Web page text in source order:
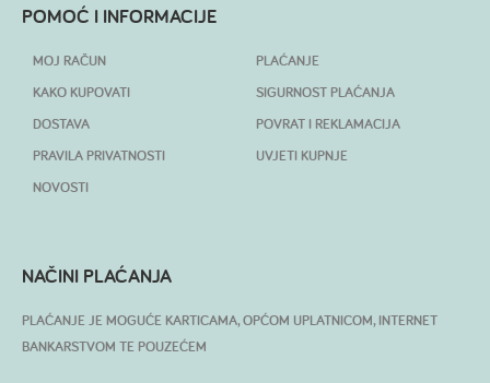
POMOĆ I INFORMACIJE
MOJ RAČUN
KAKO KUPOVATI
DOSTAVA
PRAVILA PRIVATNOSTI
NOVOSTI
PLAĆANJE
SIGURNOST PLAĆANJA
POVRAT I REKLAMACIJA
UVJETI KUPNJE
NAČINI PLAĆANJA
PLAĆANJE JE MOGUĆE KARTICAMA, OPĆOM UPLATNICOM, INTERNET
BANKARSTVOM TE POUZEĆEM